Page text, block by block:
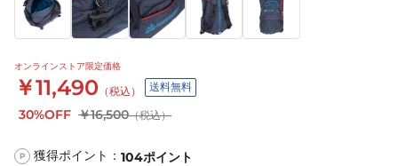
オンラインストア限定価格
￥11,490 （税込） 送料無料
30%OFF ￥16,500（税込）
P 獲得ポイント： 104ポイント